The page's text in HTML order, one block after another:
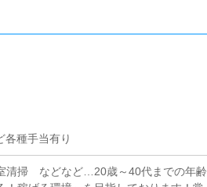
種手当有り
清掃 などなど…20歳～40代までの年齢